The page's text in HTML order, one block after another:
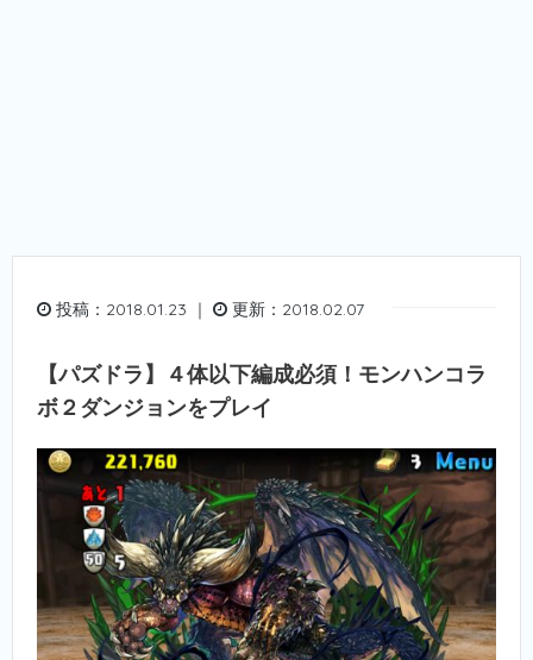
投稿：2018.01.23 ｜ 更新：2018.02.07
【パズドラ】４体以下編成必須！モンハンコラ
ボ２ダンジョンをプレイ